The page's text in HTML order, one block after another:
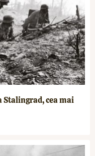
Stalingrad, cea mai